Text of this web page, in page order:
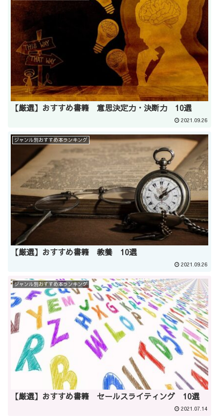
【厳選】おすすめ書籍 意思決定力・決断力 10選
2021.09.26
ジャンル別おすすめ本ランキング
【厳選】おすすめ書籍 教養 10選
2021.09.26
ジャンル別おすすめ本ランキング
【厳選】おすすめ書籍 セールスライティング 10選
2021.07.14